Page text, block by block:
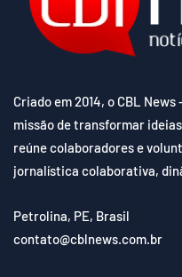
Criado em 2014, o CBL
missão de transformar
reúne colaboradores e
jornalística colaborativa,
Petrolina, PE, Brasil
contato@cblnews.com.br